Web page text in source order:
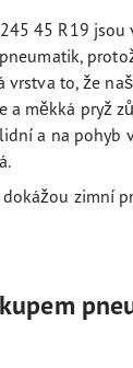
45 R19 jsou
vrstva to, že
a měkká pryž
a na pohyb
zimní